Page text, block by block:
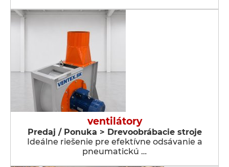
ventilátory
Predaj / Ponuka > Drevoobrábacie stroje
Ideálne riešenie pre efektívne odsávanie a
pneumatickú …